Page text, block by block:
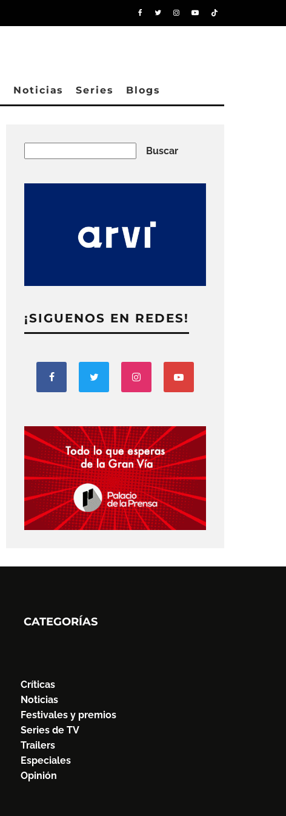
Noticias Series Blogs
Buscar
¡SIGUENOS EN REDES!
CATEGORÍAS
Críticas
Noticias
Festivales y premios
Series de TV
Trailers
Especiales
Opinión